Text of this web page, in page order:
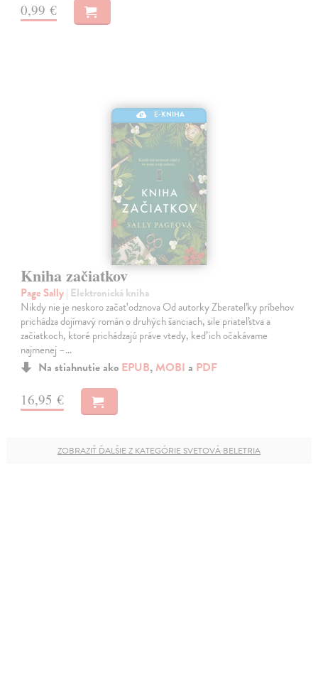
0,99 €
E-KNIHA
Kniha začiatkov
Page Sally| Elektronická kniha
Nikdy nie je neskoro začať odznova Od autorky Zberateľky príbehov
prichádza dojímavý román o druhých šanciach, sile priateľstva a
začiatkoch, ktoré prichádzajú práve vtedy, keď ich očakávame
najmenej –…
Na stiahnutie ako EPUB, MOBI a PDF
16,95 €
ZOBRAZIŤ ĎALŠIE Z KATEGÓRIE SVETOVÁ BELETRIA